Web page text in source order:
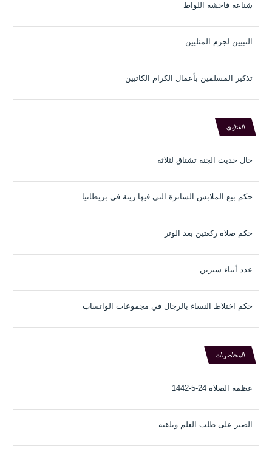
شناعة فاحشة اللواط
التبيين لجرم المثليين
تذكير المسلمين بأعمال الكرام الكاتبين
الفتاوى
حال حديث الجنة تشتاق لثلاثة
حكم بيع الملابس الساترة التي فيها زينة في بريطانيا
حكم صلاة ركعتين بعد الوتر
عدد أبناء سيرين
حكم اختلاط النساء بالرجال في مجموعات الواتساب
المحاضرات
عظمة الصلاة 24-5-1442
الصبر على طلب العلم وتلقيه